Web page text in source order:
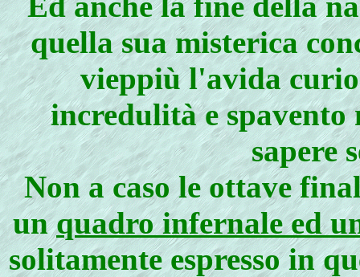
quella sua misterica
vieppiù l'avida
incredulità e spavento
sapere
Non a caso le ottave
unquadro infernale ed
solitamente espresso in